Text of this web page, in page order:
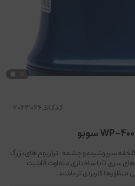
کدکالا:
گلخانه سرپوشیده و چشمه ، تراریوم های بزرگ
و متناسب با همه فیلترها زیستی، واتر پمپ های سری D با ساختاری متفاوت قابلیت
منظورها کاربردی تر باشند...